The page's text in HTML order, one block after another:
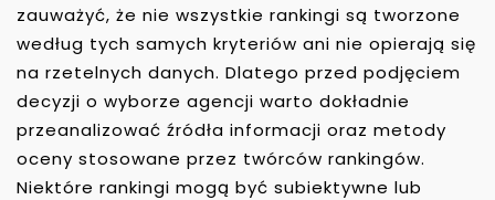
zauważyć, że nie wszystkie rankingi są tworzone
według tych samych kryteriów ani nie opierają się
na rzetelnych danych. Dlatego przed podjęciem
decyzji o wyborze agencji warto dokładnie
przeanalizować źródła informacji oraz metody
oceny stosowane przez twórców rankingów.
Niektóre rankingi mogą być subiektywne lub